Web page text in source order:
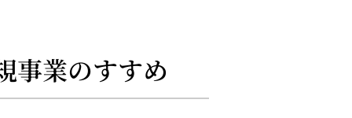
事業のすすめ